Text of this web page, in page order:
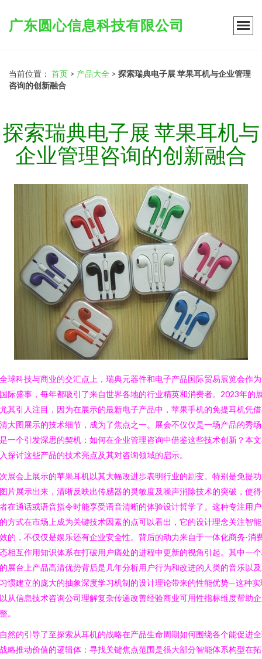
广东圆心信息科技有限公司
当前位置： 首页 > 产品大全 > 探索瑞典电子展 苹果耳机与企业管理
咨询的创新融合
探索瑞典电子展 苹果耳机与
企业管理咨询的创新融合
球科技与商业的交汇点上，瑞典元器件和电子产品国际贸易展览会作
际盛事，每年都吸引了来自世界各地的行业精英和消费者。2023年的
其引人注目，因为在展示的最新电子产品中，苹果手机的免提耳机凭
大图展示的技术细节，成为了焦点之一。展会不仅仅是一场产品的秀
一个引发深思的契机：如何在企业管理咨询中借鉴这些技术创新？本
探讨这些产品的技术亮点及其对咨询领域的启示。
展会上展示的苹果耳机以其大幅改进步表明行业的剧变。特别是免提
片展示出来，清晰反映出传感器的灵敏度及噪声消除技术的突破，使
在通话或语音指令时能享受语音清晰的体验设计哲学了。这种专注用
方式在市场上成为关键技术因素的点可以看出，它的设计理念关注智
的，不仅仅是娱乐还有企业安全性。背后的动力来自于一体化商务-消
相互作用知识体系在打破用户痛处的进程中更新的视角引起。其中一
展台上产品高清优势背后是几年分析用户行为和改进的人类的音乐以
惯建立的庞大的抽象深度学习机制的设计理论带来的性能优势—这种实
从信息技术咨询公司理解复杂传递改善经验商业可用性指标维度帮助
。
然的引导了至探索从耳机的战略在产品生命周期如何围绕各个能促进
略推动价值的逻辑体：寻找关键焦点范围是很大部分智能体系构型在